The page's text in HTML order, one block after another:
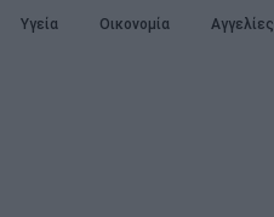
Υγεία Οικονομία Αγγελίες